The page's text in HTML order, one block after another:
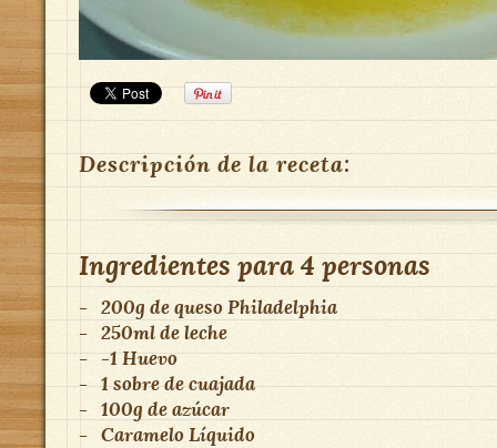
Descripción de la receta:
Ingredientes para4 personas
- 200g de queso Philadelphia
- 250ml de leche
- -1 Huevo
- 1 sobre de cuajada
- 100g de azúcar
- Caramelo Líquido